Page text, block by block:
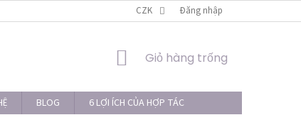
CZK Đăng nhập
GIỎ
Giỏ hàng trống
BLOG
6 LỢI ÍCH CỦA HỢP TÁC